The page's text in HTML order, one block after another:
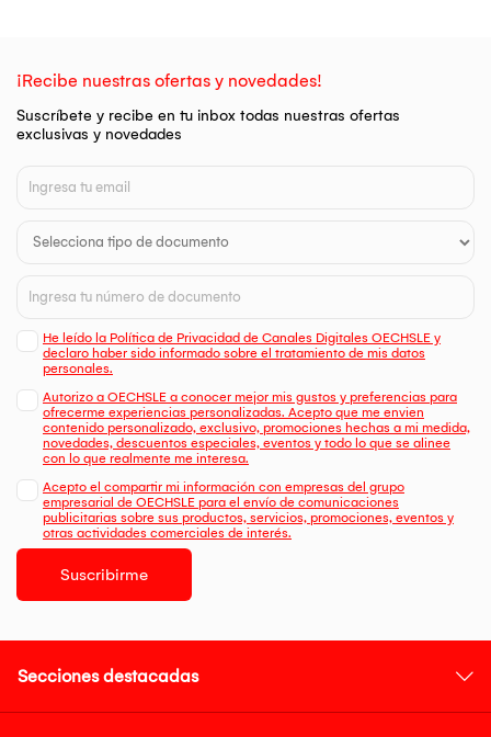
¡Recibe nuestras ofertas y novedades!
Suscríbete y recibe en tu inbox todas nuestras ofertas
exclusivas y novedades
He leído la Política de Privacidad de Canales Digitales OECHSLE y
declaro haber sido informado sobre el tratamiento de mis datos
personales.
Autorizo a OECHSLE a conocer mejor mis gustos y preferencias para
ofrecerme experiencias personalizadas. Acepto que me envien
contenido personalizado, exclusivo, promociones hechas a mi medida,
novedades, descuentos especiales, eventos y todo lo que se alinee
con lo que realmente me interesa.
Acepto el compartir mi información con empresas del grupo
empresarial de OECHSLE para el envío de comunicaciones
publicitarias sobre sus productos, servicios, promociones, eventos y
otras actividades comerciales de interés.
Suscribirme
Secciones destacadas